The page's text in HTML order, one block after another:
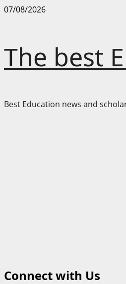
Skip
07/08/2026
The best
Best Education news and
Connect with Us